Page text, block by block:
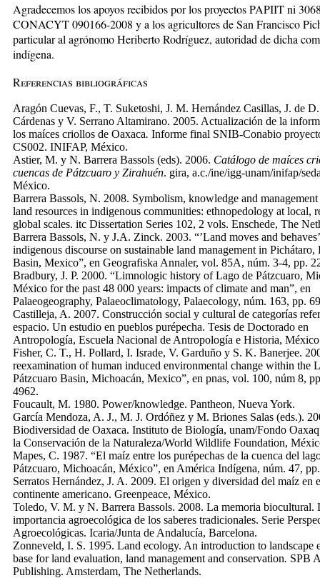
Agradecemos los apoyos recibidos por los proyectos PAPIIT ni
CONACYT 090166-2008 y a los agricultores de San Francisco
particular al agrónomo Heriberto Rodríguez, autoridad de dicha
indígena.
Referencias bibliográficas
Aragón Cuevas, F., T. Suketoshi, J. M. Hernández Casillas, J. de
Cárdenas y V. Serrano Altamirano. 2005. Actualización de la
los maíces criollos de Oaxaca. Informe final SNIB-Conabio
CS002. INIFAP, México.
Astier, M. y N. Barrera Bassols (eds). 2006. Catálogo de maíces
cuencas de Pátzcuaro y Zirahuén. gira, a.c./ine/igg-unam/inifap/
México.
Barrera Bassols, N. 2008. Symbolism, knowledge and
land resources in indigenous communities: ethnopedology at local,
global scales. itc Dissertation Series 102, 2 vols. Enschede, The
Barrera Bassols, N. y J.A. Zinck. 2003. “’Land moves and
indigenous discourse on sustainable land management in Pichátaro,
Basin, Mexico”, en Geografiska Annaler, vol. 85A, núm. 3-4, pp.
Bradbury, J. P. 2000. “Limnologic history of Lago de Pátzcuaro,
México for the past 48 000 years: impacts of climate and man”, en
Palaeogeography, Palaeoclimatology, Palaecology, núm. 163, pp.
Castilleja, A. 2007. Construcción social y cultural de categorías
espacio. Un estudio en pueblos purépecha. Tesis de Doctorado en
Antropología, Escuela Nacional de Antropología e Historia,
Fisher, C. T., H. Pollard, I. Israde, V. Garduño y S. K. Banerjee.
reexamination of human induced environmental change within the
Pátzcuaro Basin, Michoacán, Mexico”, en pnas, vol. 100, núm 8,
4962.
Foucault, M. 1980. Power/knowledge. Pantheon, Nueva York.
García Mendoza, A. J., M. J. Ordóñez y M. Briones Salas (eds.).
Biodiversidad de Oaxaca. Instituto de Biología, unam/Fondo
la Conservación de la Naturaleza/World Wildlife Foundation,
Mapes, C. 1987. “El maíz entre los purépechas de la cuenca del
Pátzcuaro, Michoacán, México”, en América Indígena, núm. 47,
Serratos Hernández, J. A. 2009. El origen y diversidad del maíz en
continente americano. Greenpeace, México.
Toledo, V. M. y N. Barrera Bassols. 2008. La memoria biocultural.
importancia agroecológica de los saberes tradicionales. Serie
Agroecológicas. Icaria/Junta de Andalucía, Barcelona.
Zonneveld, I. S. 1995. Land ecology. An introduction to landscape
base for land evaluation, land management and conservation. SPB
Publishing. Amsterdam, The Netherlands.